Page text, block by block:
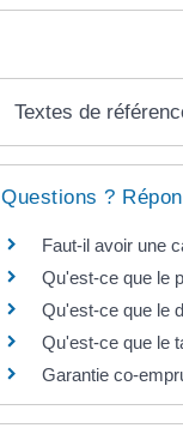
Textes de
Questions ?
Faut-il avoir une
Qu'est-ce que le
Qu'est-ce que le
Qu'est-ce que le
Garantie co-